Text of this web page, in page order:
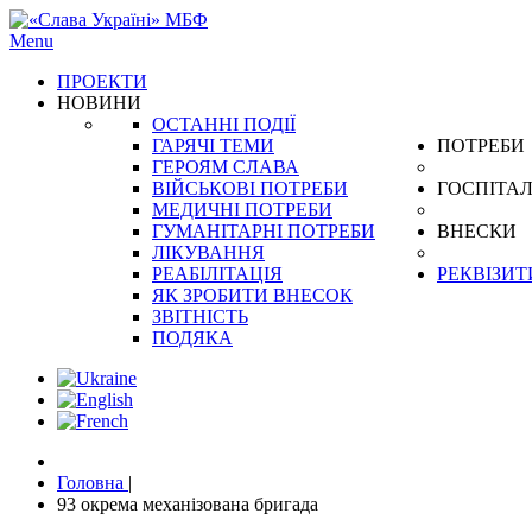
Menu
ПРОЕКТИ
НОВИНИ
ОСТАННІ ПОДІЇ
ГАРЯЧІ ТЕМИ
ГЕРОЯМ СЛАВА
ПОТРЕБИ
ВІЙСЬКОВІ ПОТРЕБИ
МЕДИЧНІ ПОТРЕБИ
ГУМАНІТАРНІ ПОТРЕБИ
ЛІКУВАННЯ
РЕАБІЛІТАЦІЯ
ВНЕСКИ
ЯК ЗРОБИТИ ВНЕСОК
ЗВІТНІСТЬ
ПОДЯКА
Головна |
93 окрема механізована бригада